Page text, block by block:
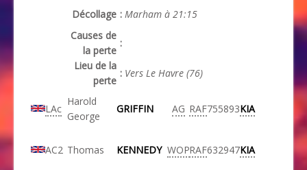
Décollage : Marham à 21:15
Causes de
la perte
:
Lieu de la
perte
: Vers Le Havre (76)
LAc
Harold
George
GRIFFIN AG RAF755893KIA
AC2 Thomas KENNEDY WOPRAF632947KIA